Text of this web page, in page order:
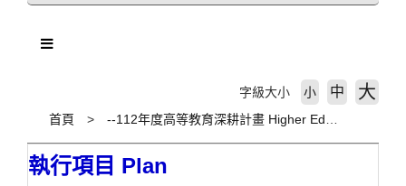
首頁
字級大小 小 中 大
執行項目 Plan